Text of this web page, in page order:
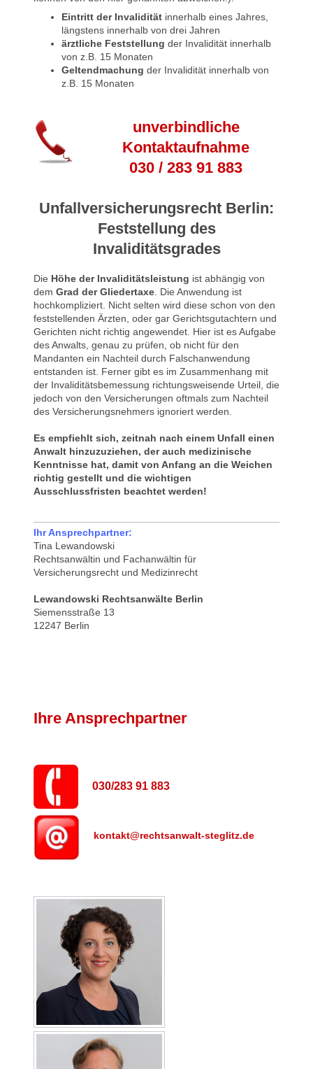
Eintritt der Invalidität innerhalb eines Jahres,
längstens innerhalb von drei Jahren
ärztliche Feststellung der Invalidität innerhalb
von z.B. 15 Monaten
Geltendmachung der Invalidität innerhalb von
z.B. 15 Monaten
unverbindliche
Kontaktaufnahme
030 / 283 91 883
Unfallversicherungsrecht Berlin:
Feststellung des
Invaliditätsgrades
Die Höhe der Invaliditätsleistung ist abhängig von
dem Grad der Gliedertaxe . Die Anwendung ist
hochkompliziert. Nicht selten wird diese schon von den
feststellenden Ärzten, oder gar Gerichtsgutachtern und
Gerichten nicht richtig angewendet. Hier ist es Aufgabe
des Anwalts, genau zu prüfen, ob nicht für den
Mandanten ein Nachteil durch Falschanwendung
entstanden ist. Ferner gibt es im Zusammenhang mit
der Invaliditätsbemessung richtungsweisende Urteil, die
jedoch von den Versicherungen oftmals zum Nachteil
des Versicherungsnehmers ignoriert werden.
Es empfiehlt sich, zeitnah nach einem Unfall einen
Anwalt hinzuzuziehen, der auch medizinische
Kenntnisse hat, damit von Anfang an die Weichen
richtig gestellt und die wichtigen
Ausschlussfristen beachtet werden!
Ihr Ansprechpartner:
Tina Lewandowski
Rechtsanwältin und Fachanwältin für
Versicherungsrecht und Medizinrecht
Lewandowski Rechtsanwälte Berlin
Siemensstraße 13
12247 Berlin
Ihre Ansprechpartner
030/283 91 883
kontakt@rechtsanwalt-steglitz.de